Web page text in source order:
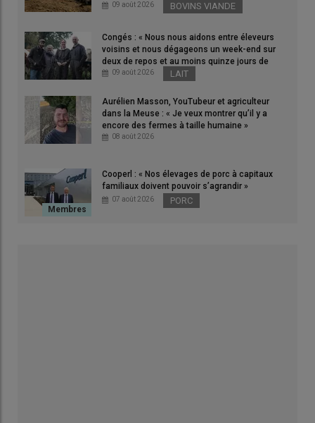
09 août 2026 BOVINS VIANDE
Congés : « Nous nous aidons entre éleveurs
voisins et nous dégageons un week-end sur
deux de repos et au moins quinze jours de
vacances par an » dans les Côtes-d’Armor
09 août 2026 LAIT
Aurélien Masson, YouTubeur et agriculteur
dans la Meuse : « Je veux montrer qu’il y a
encore des fermes à taille humaine »
08 août 2026
Cooperl : « Nos élevages de porc à capitaux
familiaux doivent pouvoir s’agrandir »
07 août 2026 PORC